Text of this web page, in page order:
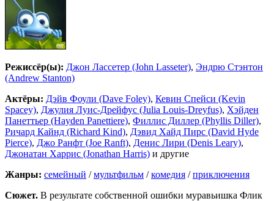
Режиссёр(ы): Джон Лассетер (John Lasseter), Эндрю Стэнтон
(Andrew Stanton)
Актёры: Дэйв Фоули (Dave Foley), Кевин Спейси (Kevin
Spacey), Джулия Луис-Дрейфус (Julia Louis-Dreyfus), Хэйден
Панеттьер (Hayden Panettiere), Филлис Диллер (Phyllis Diller),
Ричард Кайнд (Richard Kind), Дэвид Хайд Пирс (David Hyde
Pierce), Джо Ранфт (Joe Ranft), Денис Лири (Denis Leary),
Джонатан Харрис (Jonathan Harris) и другие
Жанры: семейный /мультфильм /комедия /приключения
Сюжет. В результате собственной ошибки муравьишка Флик